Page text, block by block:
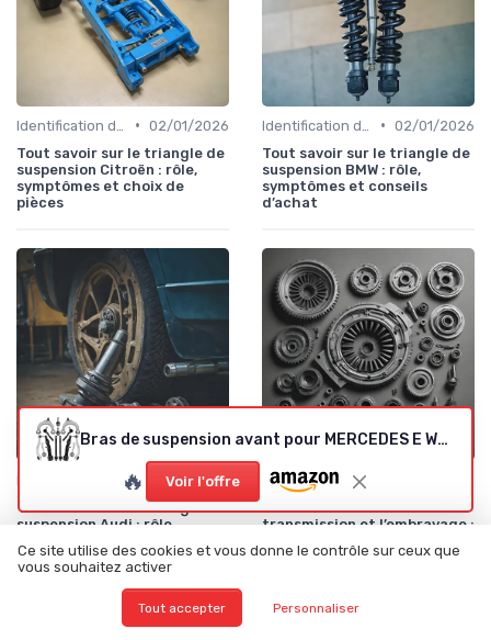
• 02/01/2026
Tout savoir sur le triangle de
suspension Citroën : rôle,
symptômes et choix de
pièces
• 02/01/2026
Tout savoir sur le triangle de
suspension BMW : rôle,
symptômes et conseils
d’achat
•
02/01/2026
Tout savoir sur le triangle de
suspension Audi : rôle,
Conseils d'Entretien Auto
Tout savoir sur la
transmission et l’embrayage :
pièces auto
Bras de suspension avant pour MERCEDES E W211 BERLINE S211 triangle, rotule, biellette 14 pièces
🔥 Voir l'offre
Ce site utilise des cookies et vous donne le contrôle sur ceux que
vous souhaitez activer
Tout accepter Personnaliser